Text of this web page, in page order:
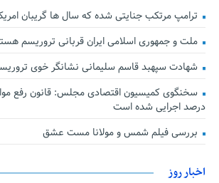
ترامپ مرتکب جنایتی شده که سال ها گریبان
ملت و جمهوری اسلامی ایران قربانی تروریسم
شهادت سپهبد قاسم سلیمانی نشانگر خوی
درصد اجرایی شده است
بررسی فیلم شمس و مولانا مست عشق
اخبار روز